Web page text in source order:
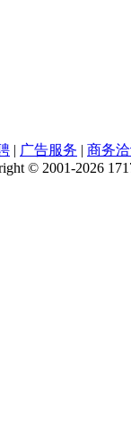
| 广告服务 | 商务
© 2001-2026